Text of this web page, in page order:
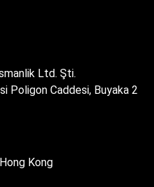
Ltd. Şti.
Poligon Caddesi, Buyaka 2
Kong